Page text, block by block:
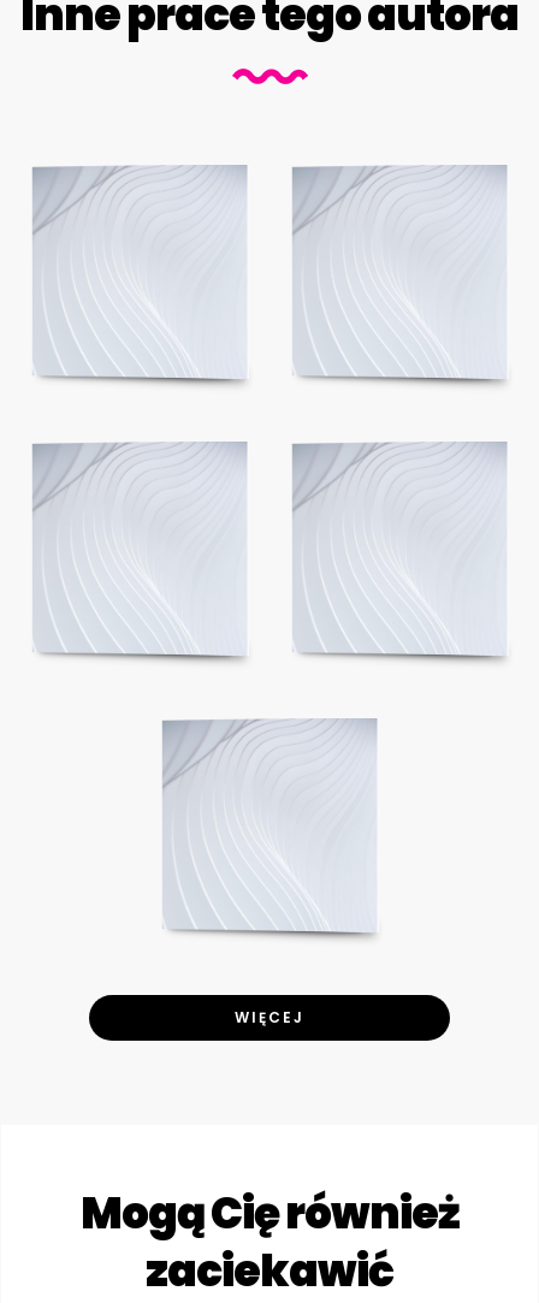
Inne prace tego autora
WIĘCEJ
Mogą Cię również
zaciekawić